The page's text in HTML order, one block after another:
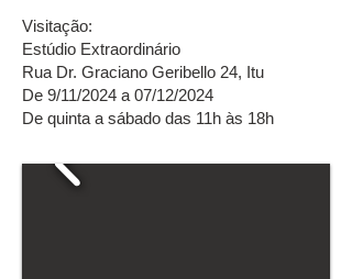
Visitação:
Estúdio Extraordinário
Rua Dr. Graciano Geribello 24, Itu
De 9/11/2024 a 07/12/2024
De quinta a sábado das 11h às 18h